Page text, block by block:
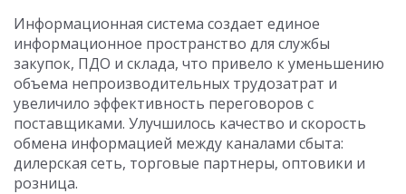
Информационная система создает единое
информационное пространство для службы
закупок, ПДО и склада, что привело к уменьшению
объема непроизводительных трудозатрат и
увеличило эффективность переговоров с
поставщиками. Улучшилось качество и скорость
обмена информацией между каналами сбыта:
дилерская сеть, торговые партнеры, оптовики и
розница.